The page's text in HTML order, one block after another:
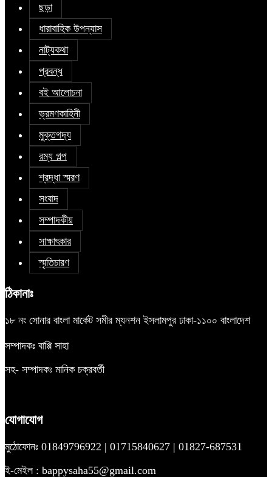
ছড়া
ধারাবাহিক উপন্যাস
নাট্যকথা
প্রবন্ধ
বই আলোচনা
ভ্রমণকাহিনী
মুক্তগদ্য
রম্য গল্প
শ্রদ্ধা স্মরণ
সংবাদ
সম্পাদকীয়
সাক্ষাৎকার
স্মৃতিচারণ
ঠিকানাঃ
১৮ নং সোনার বাংলা মার্কেট সমীর ম্যনশন ইসলামপুর ঢাকা-১১০০ বাংলাদেশ
সম্পাদকঃ বাপ্পি সাহা
সহ- সম্পাদকঃ মানিক চক্রবর্তী
যোগাযোগ
মুঠোফোনঃ 01849796922 | 01715840627 | 01827-687531
ই-মেইল : bappysaha55@gmail.com